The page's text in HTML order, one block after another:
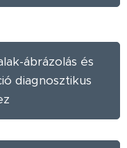
ábrázolás és
diagnosztikus